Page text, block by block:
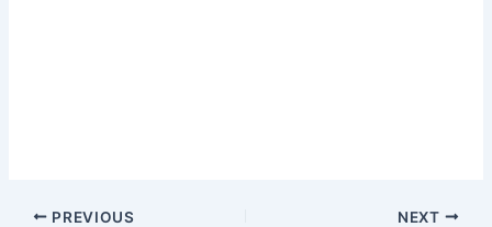
PREVIOUS NEXT